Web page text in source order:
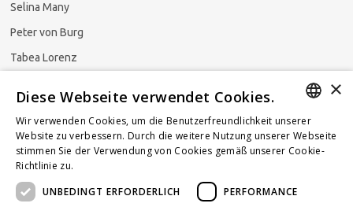
Selina Many
Peter von Burg
Tabea Lorenz
Newsletter abonnieren
GERMAN
FRENCH
×
Diese Webseite verwendet Cookies.
Wir verwenden Cookies, um die Benutzerfreundlichkeit unserer
Website zu verbessern. Durch die weitere Nutzung unserer Webseite
stimmen Sie der Verwendung von Cookies gemäß unserer Cookie-
Richtlinie zu.
UNBEDINGT ERFORDERLICH
PERFORMANCE